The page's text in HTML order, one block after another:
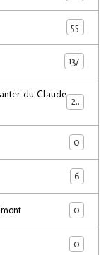
55
137
du Claude
24
0
6
0
0